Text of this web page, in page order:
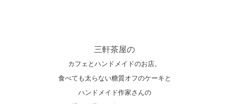
三軒茶屋の
カフェとハンドメイドのお店。
食べても太らない糖質オフのケーキと
ハンドメイド作家さんの